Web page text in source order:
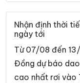
Xã Bảo Lâm 5
Xã Cát Tiên
Xã Cát Tiên 3
Nhận định thời
ngày tới
Từ 07/08 đến
Đồng dự báo
cao nhất rơi vào